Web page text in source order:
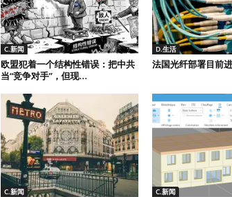
C.新闻
欧盟犯着一个结构性错误：把中共
当“竞争对手”，但现...
D.生活
法国光纤部署目前
C.新闻 C.新闻